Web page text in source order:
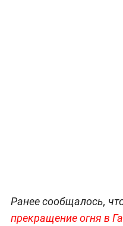
Ранее сообщалось,
прекращение огня в